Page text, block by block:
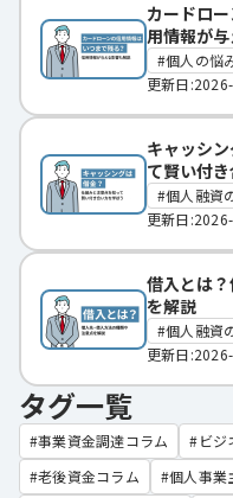
カードロ
用情報が
個人の悩
更新日
キャッシ
て賢い付
個人融資
更新日
借入とは
を解説
個人融資
更新日
タグ一覧
事業資金調達コラム ビジ
老後資金コラム
個人事業